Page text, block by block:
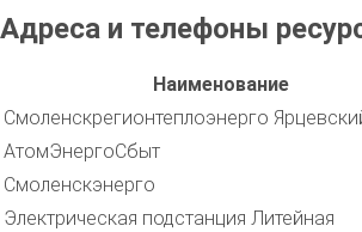
Адреса и телефоны
Наименование
Смоленскрегионтеплоэнерго
АтомЭнергоСбыт
Смоленскэнерго
Электрическая подстанция Литейная